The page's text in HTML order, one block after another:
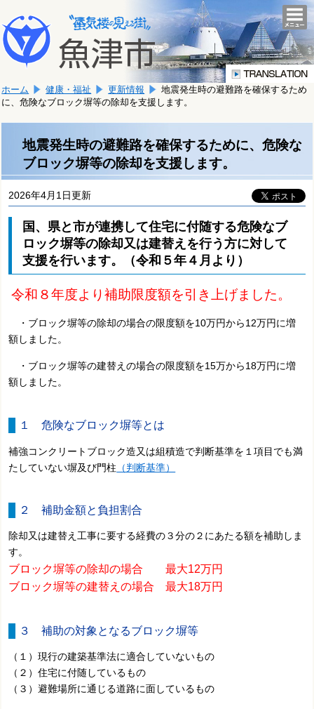
文
へ
移
ま
す。
こ
か
文
で
す。
ホーム 健康・福祉 更新情報
地震発生時の避難路を確保するため
に、危険なブロック塀等の除却を支援します。
地震発生時の避難路を確保するために、危険な
ブロック塀等の除却を支援します。
2026年4月1日更新
国、県と市が連携して住宅に付随する危険なブ
ロック塀等の除却又は建替えを行う方に対して
支援を行います。（令和５年４月より）
令和８年度より補助限度額を引き上げました。
・ブロック塀等の除却の場合の限度額を10万円から12万円に増
額しました。
・ブロック塀等の建替えの場合の限度額を15万から18万円に増
額しました。
１ 危険なブロック塀等とは
補強コンクリートブロック造又は組積造で判断基準を１項目でも満
たしていない塀及び門柱 （判断基準）
２ 補助金額と負担割合
除却又は建替え工事に要する経費の３分の２にあたる額を補助しま
す。
ブロック塀等の除却の場合 最大12万円
ブロック塀等の建替えの場合 最大18万円
３ 補助の対象となるブロック塀等
（１）現行の建築基準法に適合していないもの
（２）住宅に付随しているもの
（３）避難場所に通じる道路に面しているもの